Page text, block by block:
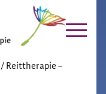
/Reittherapie –